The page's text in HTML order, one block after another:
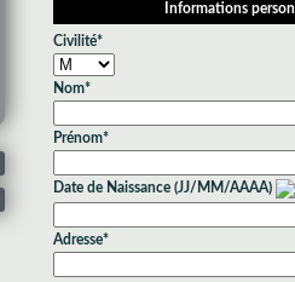
Informations
Civilité*
Nom*
Prénom*
Date de Naissance (JJ/MM/AAAA)
Adresse*